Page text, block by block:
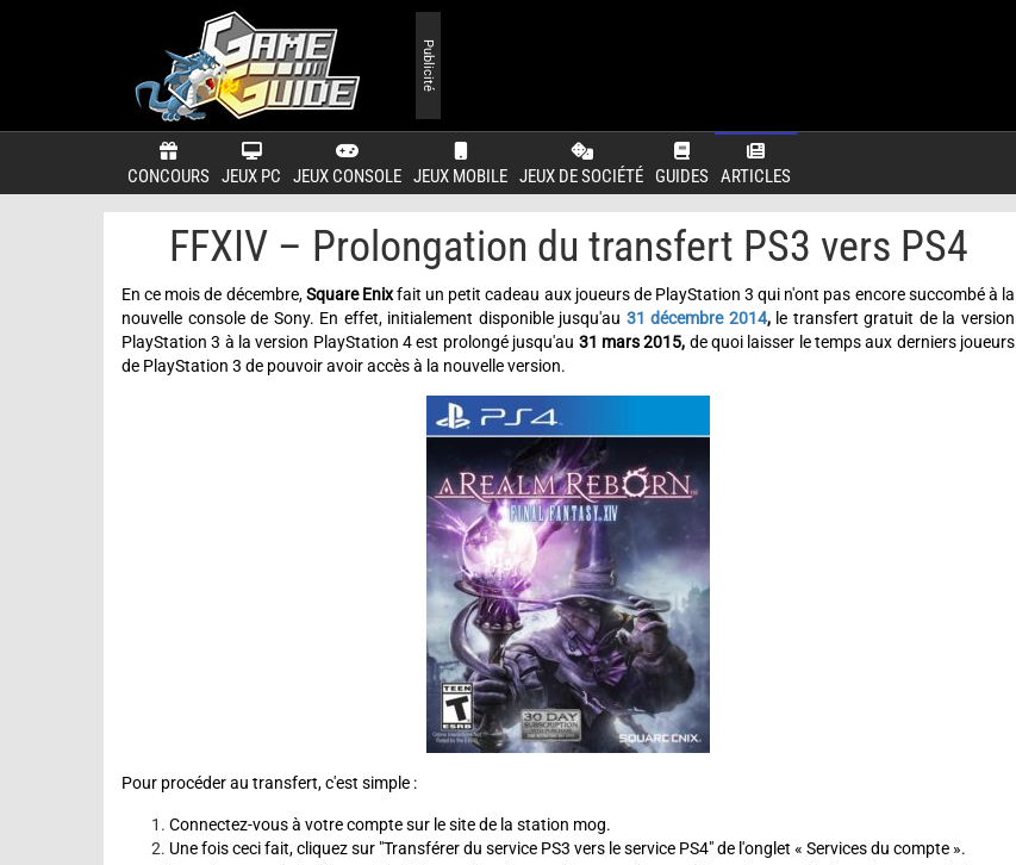
CONCOURS JEUX PC JEUX CONSOLE JEUX MOBILE JEUX DE SOCIÉTÉ GUIDES ARTICLES
Publicité
FFXIV – Prolongation du transfert PS3 vers PS4
En ce mois de décembre,Square Enixfait un petit cadeau aux joueurs de PlayStation 3 qui n'ont pas encore succombé à la
nouvelle console de Sony. En effet, initialement disponible jusqu'au 31 décembre 2014, le transfert gratuit de la version
PlayStation 3 à la version PlayStation 4 est prolongé jusqu'au 31 mars 2015, de quoi laisser le temps aux derniers joueurs
de PlayStation 3 de pouvoir avoir accès à la nouvelle version.
Pour procéder au transfert, c'est simple :
Connectez-vous à votre compte sur le site de la station mog.
Une fois ceci fait, cliquez sur "Transférer du service PS3 vers le service PS4" de l'onglet « Services du compte ».